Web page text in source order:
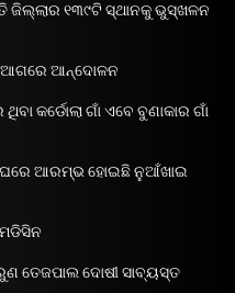
ଜିଲ୍ଲାର ୧୩୯ଟି ସ୍ଥାନକୁ ଭୁସ୍ଖଳନ
ଆଗରେ ଆନ୍ଦୋଳନ
କର୍ଡୋଲା ଗାଁ ଏବେ ବୁଣାକାର ଗାଁ
ଘରେ ଆରମ୍ଭ ହୋଇଛି ନୁଆଁଖାଇ
ତେଜପାଲ ଦୋଷୀ ସାବ୍ୟସ୍ତ